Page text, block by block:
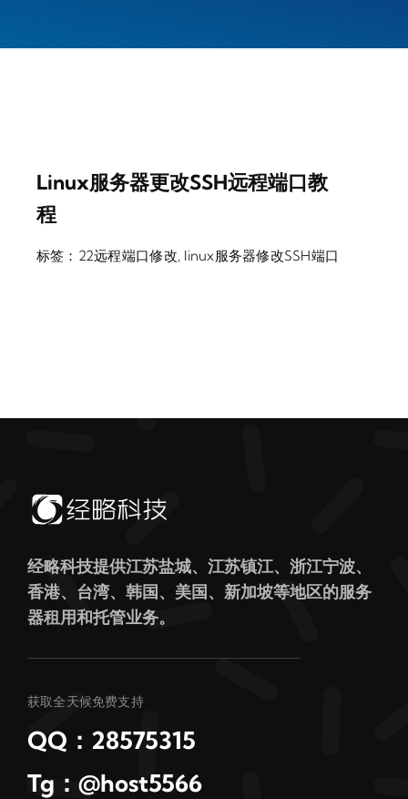
Linux服务器更改SSH远程端口教
程
标签： 22远程端口修改, linux服务器修改SSH端口
经略科技提供江苏盐城、江苏镇江、浙江宁波、
香港、台湾、韩国、美国、新加坡等地区的服务
器租用和托管业务。
获取全天候免费支持
QQ：28575315
Tg：@host5566